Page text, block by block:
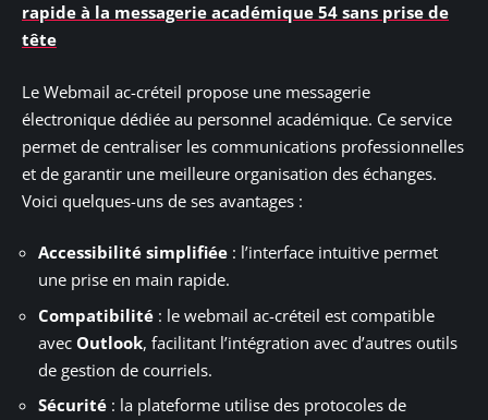
rapide à la messagerie académique 54 sans prise de
tête
Le Webmail ac-créteil propose une messagerie
électronique dédiée au personnel académique. Ce service
permet de centraliser les communications professionnelles
et de garantir une meilleure organisation des échanges.
Voici quelques-uns de ses avantages :
Accessibilité simplifiée : l’interface intuitive permet
une prise en main rapide.
Compatibilité : le webmail ac-créteil est compatible
avec Outlook, facilitant l’intégration avec d’autres outils
de gestion de courriels.
Sécurité : la plateforme utilise des protocoles de